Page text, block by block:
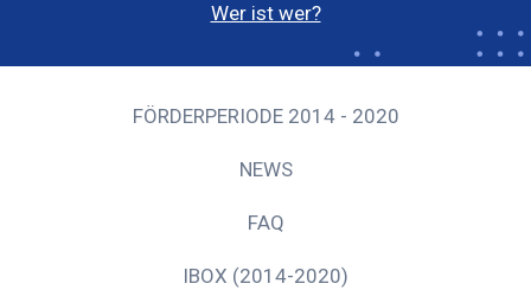
Wer ist wer?
FÖRDERPERIODE 2014 - 2020
NEWS
FAQ
IBOX (2014-2020)